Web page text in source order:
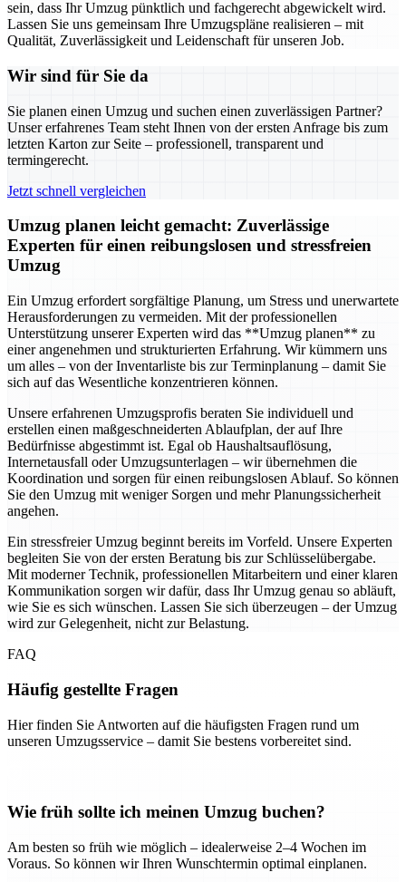
sein, dass Ihr Umzug pünktlich und fachgerecht abgewickelt wird.
Lassen Sie uns gemeinsam Ihre Umzugspläne realisieren – mit
Qualität, Zuverlässigkeit und Leidenschaft für unseren Job.
Wir sind für Sie da
Sie planen einen Umzug und suchen einen zuverlässigen Partner?
Unser erfahrenes Team steht Ihnen von der ersten Anfrage bis zum
letzten Karton zur Seite – professionell, transparent und
termingerecht.
Jetzt schnell vergleichen
Umzug planen leicht gemacht: Zuverlässige
Experten für einen reibungslosen und stressfreien
Umzug
Ein Umzug erfordert sorgfältige Planung, um Stress und unerwartete
Herausforderungen zu vermeiden. Mit der professionellen
Unterstützung unserer Experten wird das **Umzug planen** zu
einer angenehmen und strukturierten Erfahrung. Wir kümmern uns
um alles – von der Inventarliste bis zur Terminplanung – damit Sie
sich auf das Wesentliche konzentrieren können.
Unsere erfahrenen Umzugsprofis beraten Sie individuell und
erstellen einen maßgeschneiderten Ablaufplan, der auf Ihre
Bedürfnisse abgestimmt ist. Egal ob Haushaltsauflösung,
Internetausfall oder Umzugsunterlagen – wir übernehmen die
Koordination und sorgen für einen reibungslosen Ablauf. So können
Sie den Umzug mit weniger Sorgen und mehr Planungssicherheit
angehen.
Ein stressfreier Umzug beginnt bereits im Vorfeld. Unsere Experten
begleiten Sie von der ersten Beratung bis zur Schlüsselübergabe.
Mit moderner Technik, professionellen Mitarbeitern und einer klaren
Kommunikation sorgen wir dafür, dass Ihr Umzug genau so abläuft,
wie Sie es sich wünschen. Lassen Sie sich überzeugen – der Umzug
wird zur Gelegenheit, nicht zur Belastung.
FAQ
Häufig gestellte Fragen
Hier finden Sie Antworten auf die häufigsten Fragen rund um
unseren Umzugsservice – damit Sie bestens vorbereitet sind.
Wie früh sollte ich meinen Umzug buchen?
Am besten so früh wie möglich – idealerweise 2–4 Wochen im
Voraus. So können wir Ihren Wunschtermin optimal einplanen.